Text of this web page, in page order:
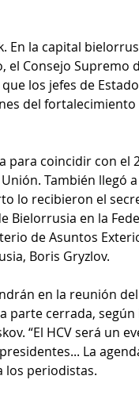
En la capital
Consejo Supremo
los jefes de
del fortalecimiento
para coincidir con el
También llegó
lo recibieron el
Bielorrusia en la
de Asuntos
Boris Gryzlov.
en la reunión
parte cerrada,
“El HCV será un
La
los periodistas.